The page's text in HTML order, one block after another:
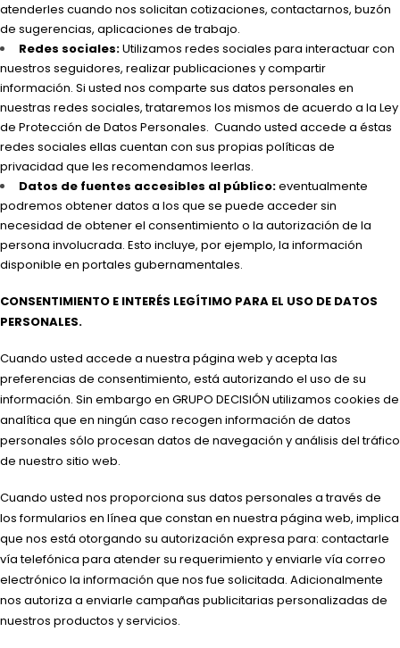
atenderles cuando nos solicitan cotizaciones, contactarnos, buzón
de sugerencias, aplicaciones de trabajo.
Redes sociales:Utilizamos redes sociales para interactuar con
nuestros seguidores, realizar publicaciones y compartir
información. Si usted nos comparte sus datos personales en
nuestras redes sociales, trataremos los mismos de acuerdo a la Ley
de Protección de Datos Personales. Cuando usted accede a éstas
redes sociales ellas cuentan con sus propias políticas de
privacidad que les recomendamos leerlas.
Datos de fuentes accesibles al público:eventualmente
podremos obtener datos a los que se puede acceder sin
necesidad de obtener el consentimiento o la autorización de la
persona involucrada. Esto incluye, por ejemplo, la información
disponible en portales gubernamentales.
CONSENTIMIENTO E INTERÉS LEGÍTIMO PARA EL USO DE DATOS
PERSONALES.
Cuando usted accede a nuestra página web y acepta las
preferencias de consentimiento, está autorizando el uso de su
información. Sin embargo en GRUPO DECISIÓN utilizamos cookies de
analítica que en ningún caso recogen información de datos
personales sólo procesan datos de navegación y análisis del tráfico
de nuestro sitio web.
Cuando usted nos proporciona sus datos personales a través de
los formularios en línea que constan en nuestra página web, implica
que nos está otorgando su autorización expresa para: contactarle
vía telefónica para atender su requerimiento y enviarle vía correo
electrónico la información que nos fue solicitada. Adicionalmente
nos autoriza a enviarle campañas publicitarias personalizadas de
nuestros productos y servicios.